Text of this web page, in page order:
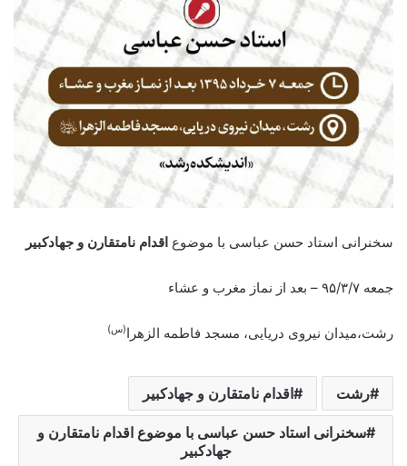
سخنرانی استاد حسن عباسی با موضوع اقدام نامتقارن و جهادکبير
جمعه ۹۵/۳/۷ – بعد از نماز مغرب و عشاء
رشت،میدان نیروی دریایی، مسجد فاطمه الزهرا(س)
رشت اقدام نامتقارن و جهادکبير
سخنرانی استاد حسن عباسی با موضوع اقدام نامتقارن و
جهادکبير